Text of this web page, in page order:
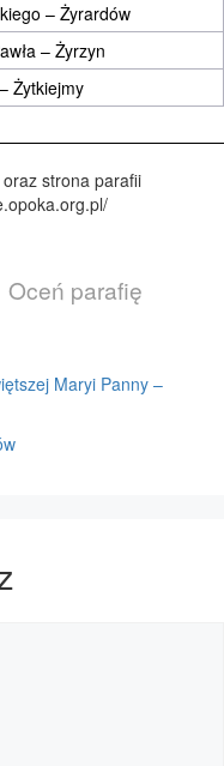
– Żyrardów
– Żyrzyn
Żytkiejmy
strona parafii
Oceń parafię
Maryi Panny –